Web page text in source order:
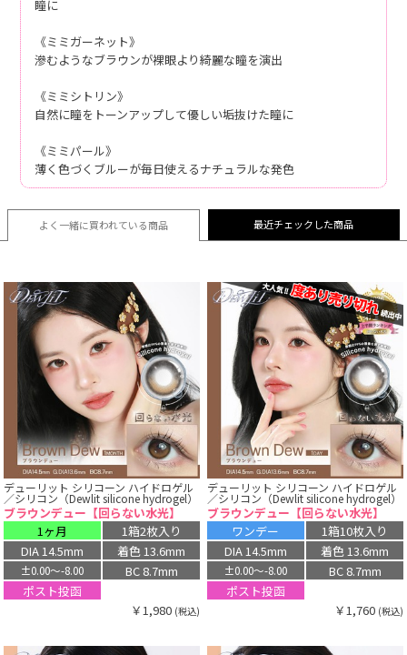
瞳に
《ミミガーネット》
滲むようなブラウンが裸眼より綺麗な瞳を演出
《ミミシトリン》
自然に瞳をトーンアップして優しい垢抜けた瞳に
《ミミパール》
薄く色づくブルーが毎日使えるナチュラルな発色
よく一緒に買われている商品 最近チェックした商品
デューリット シリコーン ハイドロゲル
／シリコン（Dewlit silicone hydrogel）
ブラウンデュー【回らない水光】
1ヶ月
1箱2枚入り
DIA 14.5mm
着色 13.6mm
±0.00〜-8.00
BC 8.7mm
ポスト投函
￥1,980 (税込)
デューリット シリコーン ハイドロゲル
／シリコン（Dewlit silicone hydrogel）
ブラウンデュー【回らない水光】
ワンデー
1箱10枚入り
DIA 14.5mm
着色 13.6mm
±0.00〜-8.00
BC 8.7mm
ポスト投函
￥1,760 (税込)